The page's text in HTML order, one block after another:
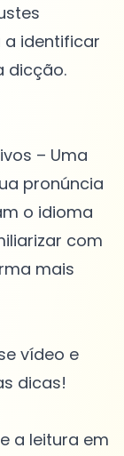
a identificar
dicção.
– Uma
pronúncia
o idioma
com
mais
vídeo e
dicas!
a leitura em